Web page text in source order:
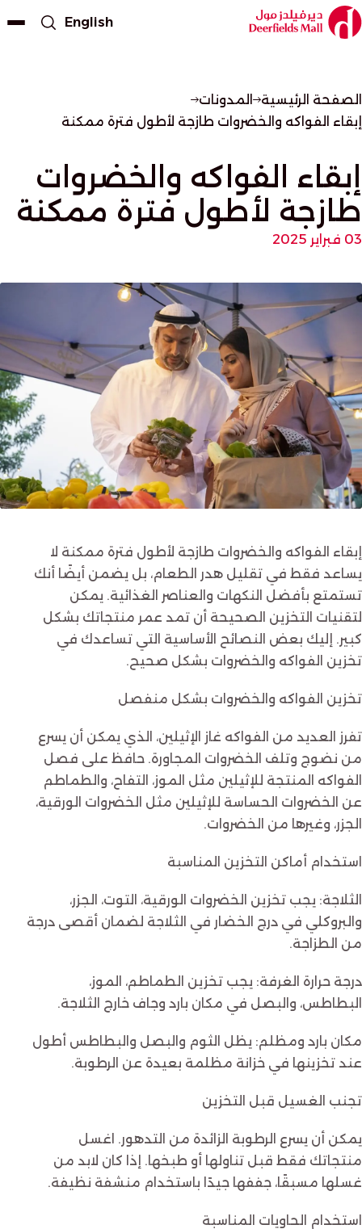
English
الصفحة الرئيسية
المدونات
إبقاء الفواكه والخضروات طازجة لأطول فترة ممكنة
إبقاء الفواكه والخضروات
طازجة لأطول فترة ممكنة
03 فبراير 2025
إبقاء الفواكه والخضروات طازجة لأطول فترة ممكنة لا
يساعد فقط في تقليل هدر الطعام، بل يضمن أيضًا أنك
تستمتع بأفضل النكهات والعناصر الغذائية. يمكن
لتقنيات التخزين الصحيحة أن تمد عمر منتجاتك بشكل
كبير. إليك بعض النصائح الأساسية التي تساعدك في
تخزين الفواكه والخضروات بشكل صحيح.
تخزين الفواكه والخضروات بشكل منفصل
تفرز العديد من الفواكه غاز الإثيلين، الذي يمكن أن يسرع
من نضوج وتلف الخضروات المجاورة. حافظ على فصل
الفواكه المنتجة للإثيلين مثل الموز، التفاح، والطماطم
عن الخضروات الحساسة للإثيلين مثل الخضروات الورقية،
الجزر، وغيرها من الخضروات.
استخدام أماكن التخزين المناسبة
الثلاجة: يجب تخزين الخضروات الورقية، التوت، الجزر،
والبروكلي في درج الخضار في الثلاجة لضمان أقصى درجة
من الطزاجة.
درجة حرارة الغرفة: يجب تخزين الطماطم، الموز،
البطاطس، والبصل في مكان بارد وجاف خارج الثلاجة.
مكان بارد ومظلم: يظل الثوم والبصل والبطاطس أطول
عند تخزينها في خزانة مظلمة بعيدة عن الرطوبة.
تجنب الغسيل قبل التخزين
يمكن أن يسرع الرطوبة الزائدة من التدهور. اغسل
منتجاتك فقط قبل تناولها أو طبخها. إذا كان لابد من
غسلها مسبقًا، جففها جيدًا باستخدام منشفة نظيفة.
استخدام الحاويات المناسبة